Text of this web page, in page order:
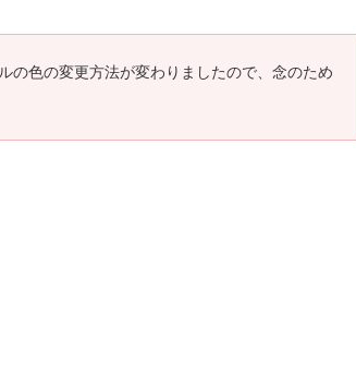
の色の変更方法が変わりましたので、念のため